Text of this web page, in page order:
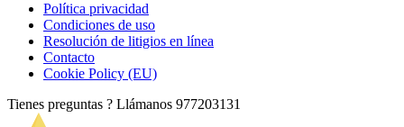
Política privacidad
Condiciones de uso
Resolución de litigios en línea
Contacto
Cookie Policy (EU)
Tienes preguntas ? Llámanos 977203131